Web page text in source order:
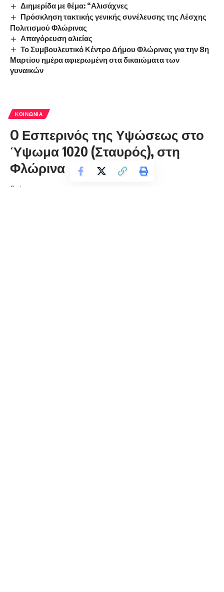
Διημερίδα με θέμα: “Αλισάχνες
Πρόσκληση τακτικής γενικής συνέλευσης της Λέσχης
Πολιτισμού Φλώρινας
Απαγόρευση αλιείας
Το Συμβουλευτικό Κέντρο Δήμου Φλώρινας για την 8η
Μαρτίου ημέρα αφιερωμένη στα δικαιώματα των
γυναικών
ΚΟΙΝΩΝΊΑ
O Εσπερινός της Υψώσεως στο
Ύψωμα 1020 (Σταυρός), στη
Φλώρινα
florinapress.gr